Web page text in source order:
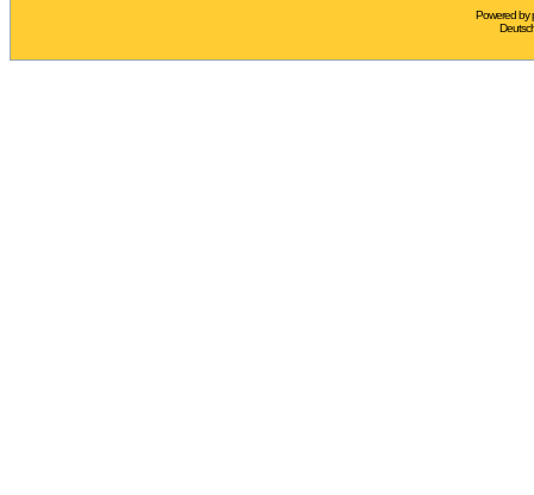
Powered by